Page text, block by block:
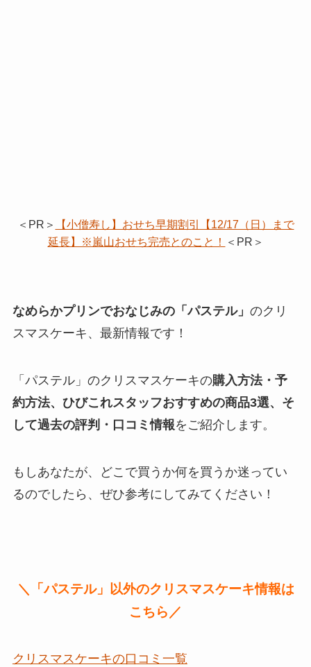
＜PR＞
【小僧寿し】おせち早期割引【12/17（日）まで
延長】※嵐山おせち完売とのこと！
＜PR＞
なめらかプリンでおなじみの「パステル」 のクリ
スマスケーキ、最新情報です！
「パステル」のクリスマスケーキの購入方法・予
約方法、ひびこれスタッフおすすめの商品3選、そ
して過去の評判・口コミ情報をご紹介します。
もしあなたが、どこで買うか何を買うか迷ってい
るのでしたら、ぜひ参考にしてみてください！
＼「パステル」以外のクリスマスケーキ情報は
こちら／
クリスマスケーキの口コミ一覧